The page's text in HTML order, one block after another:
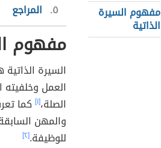
مفهوم السيرة
الذاتية
٥ المراجع
مفهوم
السيرة
العمل وخلفيته
الصلة،[١] كما
والمهن
للوظيفة.[٢]